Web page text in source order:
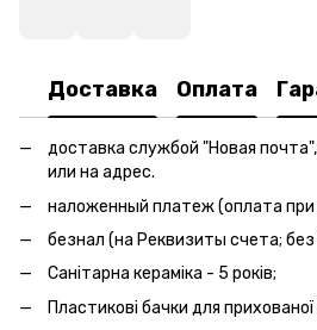
Доставка Оплата
доставка службой "Новая
или на адрес.
наложенный платеж (оплата при
безнал (на Реквизиты счета;
Санітарна кераміка - 5 років;
Пластикові бачки для прихованої